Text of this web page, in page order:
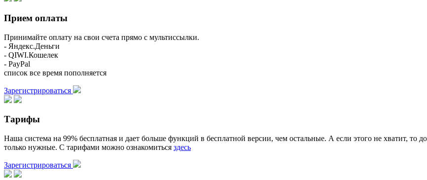
Прием оплаты
Принимайте оплату на свои счета прямо с мультиссылки.
- Яндекс.Деньги
- QIWI.Кошелек
- PayPal
список все время пополняется
Зарегистрироваться
Тарифы
Наша система на 99% бесплатная и дает больше функций в бесплатной версии, чем остальные. А если этого не хватит,
только нужные. С тарифами можно ознакомиться здесь
Зарегистрироваться